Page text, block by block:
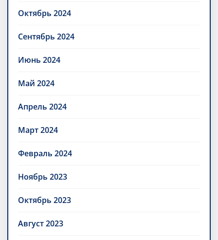
Октябрь 2024
Сентябрь 2024
Июнь 2024
Май 2024
Апрель 2024
Март 2024
Февраль 2024
Ноябрь 2023
Октябрь 2023
Август 2023